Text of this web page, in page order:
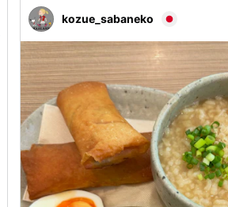
kozue_sabaneko